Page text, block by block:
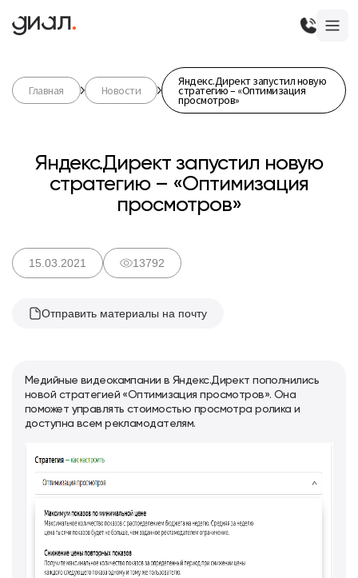
Главная Новости
Яндекс.Директ запустил новую
стратегию – «Оптимизация
просмотров»
Яндекс.Директ запустил новую
стратегию – «Оптимизация
просмотров»
15.03.2021 13792
Отправить материалы на почту
Медийные видеокампании в Яндекс.Директ пополнились
новой стратегией «Оптимизация просмотров». Она
поможет управлять стоимостью просмотра ролика и
доступна всем рекламодателям.